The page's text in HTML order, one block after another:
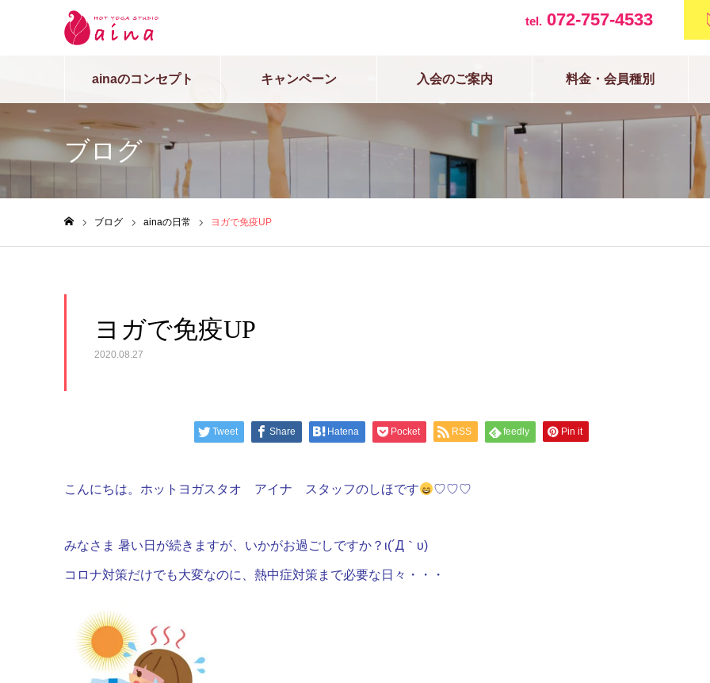
tel.072-757-4533
ainaのコンセプト キャンペーン 入会のご案内 料金・会員種別
ブログ
ブログ ainaの日常 ヨガで免疫UP
ヨガで免疫UP
2020.08.27
Tweet Share Hatena Pocket RSS feedly Pin it
こんにちは。ホットヨガスタオ アイナ スタッフのしほです ♡♡♡
みなさま 暑い日が続きますが、いかがお過ごしですか？ι(´Д｀υ)
コロナ対策だけでも大変なのに、熱中症対策まで必要な日々・・・